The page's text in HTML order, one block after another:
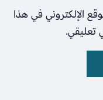
الإلكتروني في هذا
تعليقي.